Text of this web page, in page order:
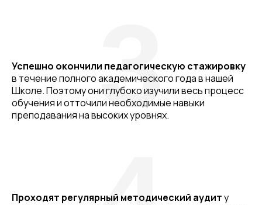
Успешно окончили педагогическую стажировку
в течение полного академического года в нашей
Школе. Поэтому они глубоко изучили весь процесс
обучения и отточили необходимые навыки
преподавания на высоких уровнях.
3
Проходят регулярный методический аудиту